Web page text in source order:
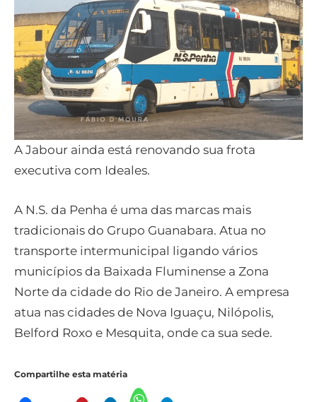
A Jabour ainda está renovando sua frota
executiva com Ideales.
A N.S. da Penha é uma das marcas mais
tradicionais do Grupo Guanabara. Atua no
transporte intermunicipal ligando vários
municípios da Baixada Fluminense a Zona
Norte da cidade do Rio de Janeiro. A empresa
atua nas cidades de Nova Iguaçu, Nilópolis,
Belford Roxo e Mesquita, onde ca sua sede.
Compartilhe esta matéria